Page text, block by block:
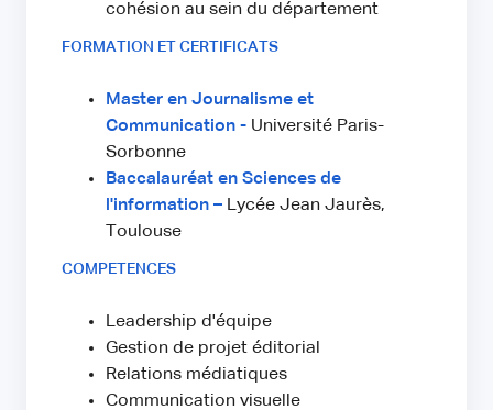
cohésion au sein du département
FORMATION ET CERTIFICATS
Master en Journalisme et
Communication - Université Paris-
Sorbonne
Baccalauréat en Sciences de
l'information – Lycée Jean Jaurès,
Toulouse
COMPETENCES
Leadership d'équipe
Gestion de projet éditorial
Relations médiatiques
Communication visuelle